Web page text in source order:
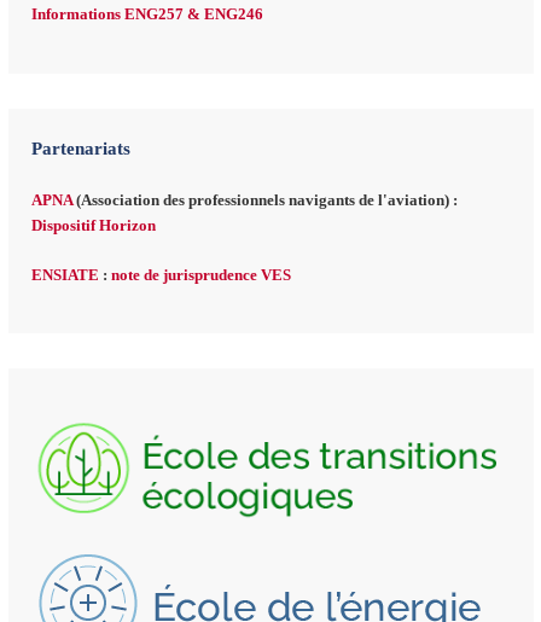
Informations ENG257 & ENG246
Partenariats
APNA(Association des professionnels navigants de l'aviation) :
Dispositif Horizon
ENSIATE : note de jurisprudence VES